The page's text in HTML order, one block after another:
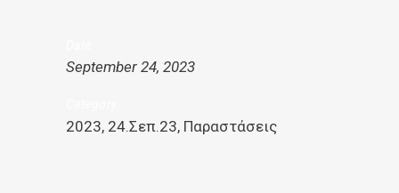
September 24, 2023
2023, 24.Σεπ.23, Παραστάσεις